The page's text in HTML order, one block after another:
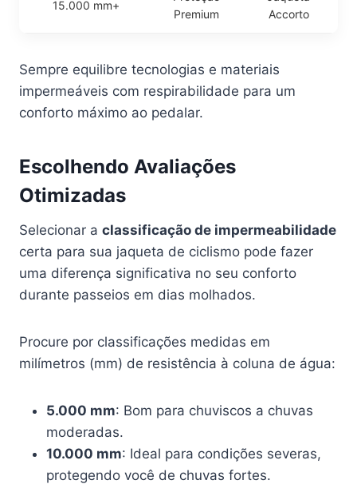
15.000 mm+
Premium
Accorto
Sempre equilibre tecnologias e materiais
impermeáveis com respirabilidade para um
conforto máximo ao pedalar.
Escolhendo Avaliações
Otimizadas
Selecionar a classificação de impermeabilidade
certa para sua jaqueta de ciclismo pode fazer
uma diferença significativa no seu conforto
durante passeios em dias molhados.
Procure por classificações medidas em
milímetros (mm) de resistência à coluna de água:
5.000 mm: Bom para chuviscos a chuvas
moderadas.
10.000 mm: Ideal para condições severas,
protegendo você de chuvas fortes.